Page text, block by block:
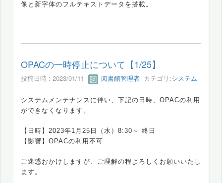
像と新字体のフルテキストデータを搭載。
OPACの一時停止について【1/25】
投稿日時 : 2023/01/11 図書館管理者 カテゴリ:システム
システムメンテナンスに伴い、下記の日時、OPACの利用
ができなくなります。
【日時】2023年1月25日（水） 8:30～ 終日
【影響】 OPACの利用不可
ご迷惑おかけしますが、ご理解の程よろしくお願いいたし
ます。